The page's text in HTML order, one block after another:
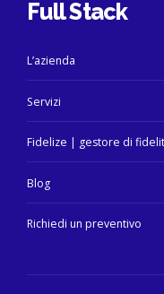
Full Stack
L’azienda
Servizi
Fidelize | gestore di
Blog
Richiedi un preventivo